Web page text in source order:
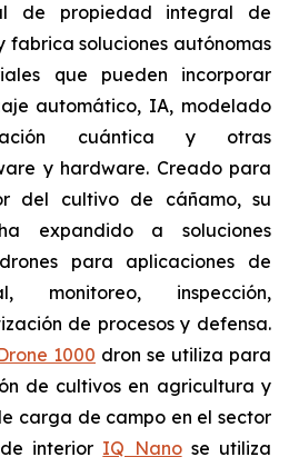
de propiedad integral de
fabrica soluciones autónomas
que pueden incorporar
automático, IA, modelado
cuántica y otras
y hardware. Creado para
del cultivo de cáñamo, su
expandido a soluciones
para aplicaciones de
monitoreo, inspección,
de procesos y defensa.
1000 dron se utiliza para
de cultivos en agricultura y
carga de campo en el sector
interior IQ Nanose utiliza